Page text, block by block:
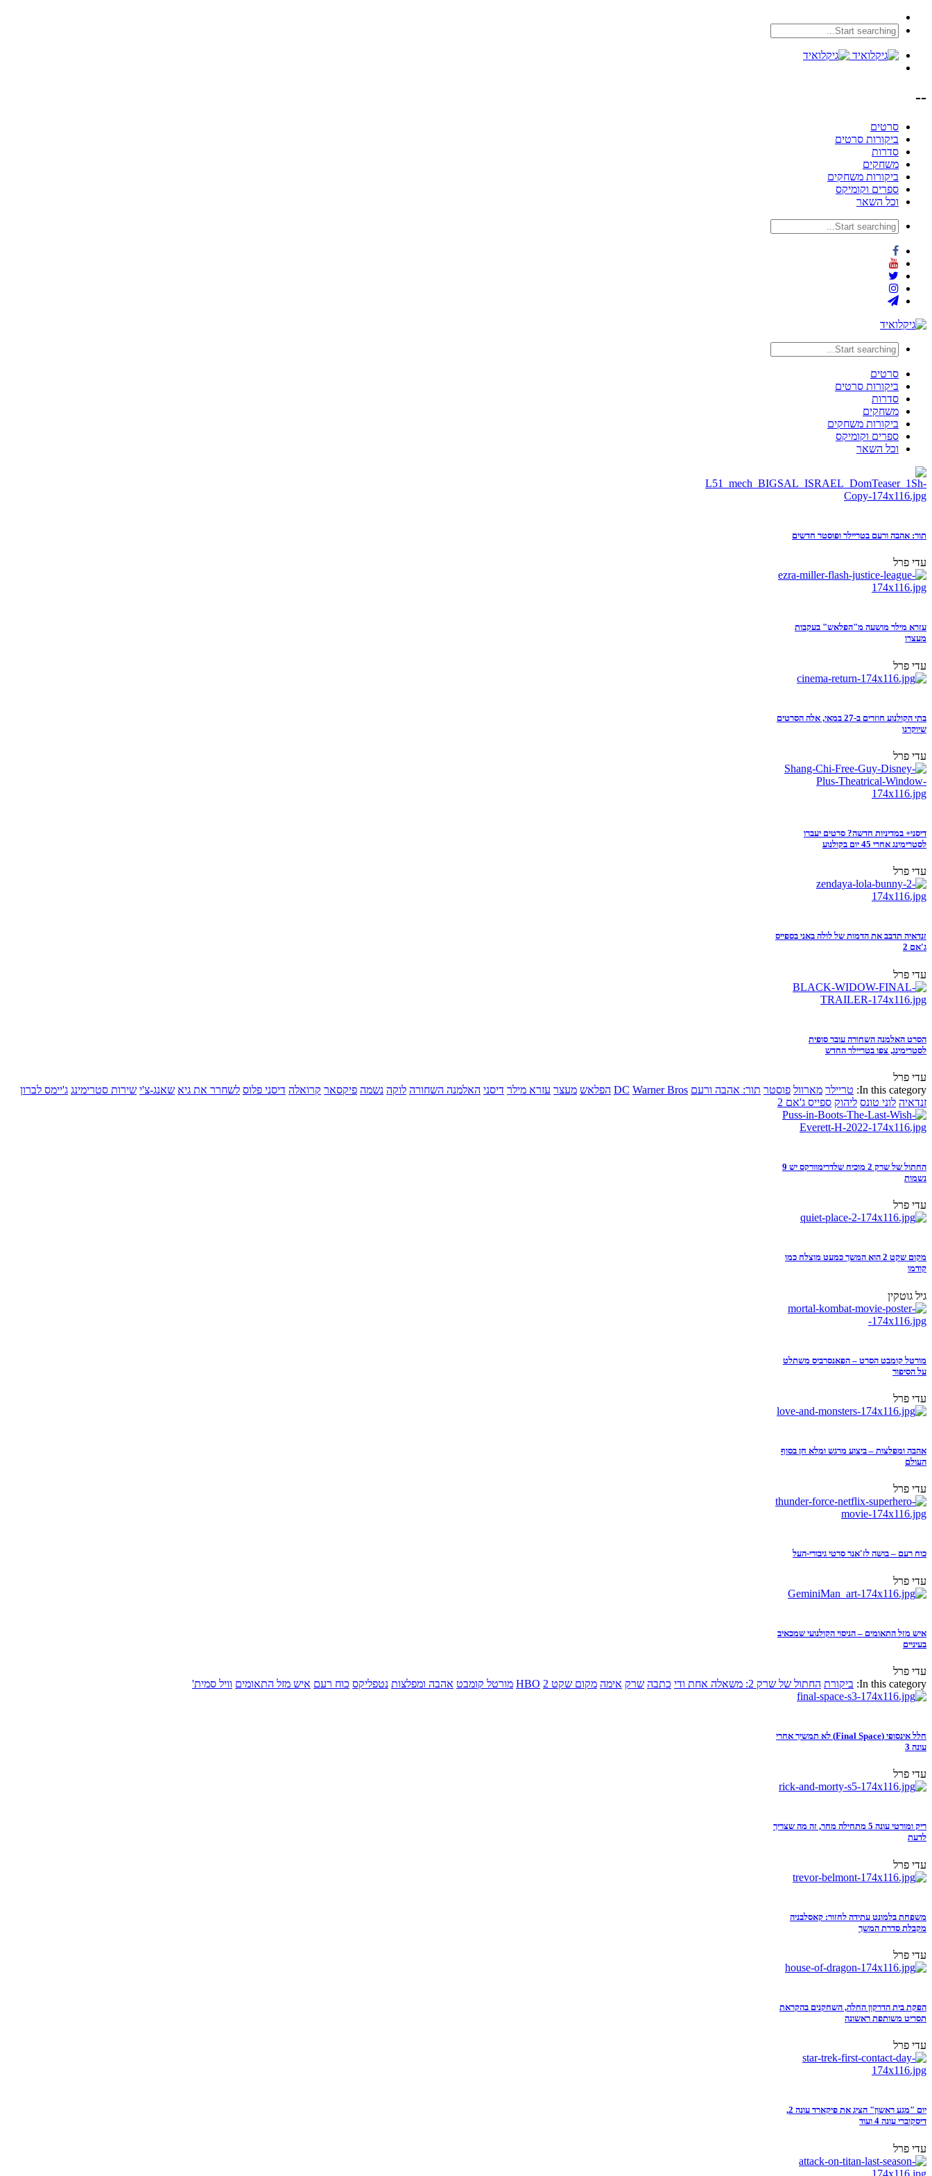
--
סרטים
ביקורות סרטים
סדרות
משחקים
ביקורות משחקים
ספרים וקומיקס
וכל השאר
סרטים
ביקורות סרטים
סדרות
משחקים
ביקורות משחקים
ספרים וקומיקס
וכל השאר
תור: אהבה ורעם בטריילר ופוסטר חדשים
עדי פרל
עזרא מילר מושעה מ"הפלאש" בעקבות
מעצרו
עדי פרל
בתי הקולנוע חוזרים ב-27 במאי, אלה הסרטים
שיוקרנו
עדי פרל
דיסני+ במדיניות חדשה? סרטים יעברו
לסטרימינג אחרי 45 יום בקולנוע
עדי פרל
זנדאיה תדבב את הדמות של לולה באני בספייס
ג'אם 2
עדי פרל
הסרט האלמנה השחורה עובר סופית
לסטרימינג, צפו בטריילר החדש
עדי פרל
In this category: טריילר מארוול פוסטר תור: אהבה ורעם DC Warner Bros הפלאש מעצר עזרא מילר דיסני האלמנה השחורה לוקה נשמה פיקסאר קרואלה דיסני פלוס לשחרר את גיא שאנג-צ'י שירות סטרימינג ג'יימס לברון
זנדאיה לוני טונס ליהוק ספייס ג'אם 2
החתול של שרק 2 מוכיח שלדרימוורקס יש 9
נשמות
עדי פרל
מקום שקט 2 הוא המשך כמעט מוצלח כמו
קודמו
גיל גוטקין
מורטל קומבט הסרט – הפאנסרביס משתלט
על הסיפור
עדי פרל
אהבה ומפלצות – ביצוע מרגש ומלא חן בסוף
העולם
עדי פרל
כוח רעם – בושה לז'אנר סרטי גיבורי-העל
עדי פרל
איש מזל התאומים – הניסוי הקולנועי שמכאיב
בעיניים
עדי פרל
In this category: ביקורת החתול של שרק 2: משאלה אחת ודי כתבה שרק אימה מקום שקט 2 HBO מורטל קומבט אהבה ומפלצות נטפליקס כוח רעם איש מזל התאומים וויל סמית'
חלל אינסופי (Final Space) לא תמשיך אחרי
עונה 3
עדי פרל
ריק ומורטי עונה 5 מתחילה מחר, זה מה שצריך
לדעת
עדי פרל
משפחת בלמונט עתידה לחזור: קאסלבניה
מקבלת סדרת המשך
עדי פרל
הפקת בית הדרקון החלה, השחקנים בהקראת
תסריט משותפת ראשונה
עדי פרל
יום "מגע ראשון" הציג את פיקארד עונה 2,
דיסקוברי עונה 4 ועוד
עדי פרל